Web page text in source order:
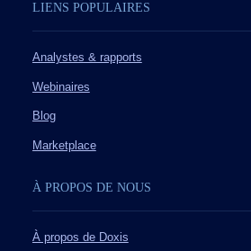
LIENS POPULAIRES
Analystes & rapports
Webinaires
Blog
Marketplace
À PROPOS DE NOUS
À propos de Doxis